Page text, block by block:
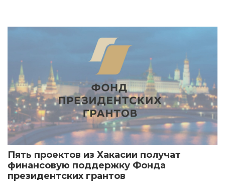
Пять проектов из Хакасии получат
финансовую поддержку Фонда
президентских грантов